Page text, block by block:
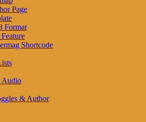
Page
Format
Shortcode
Audio
& Author